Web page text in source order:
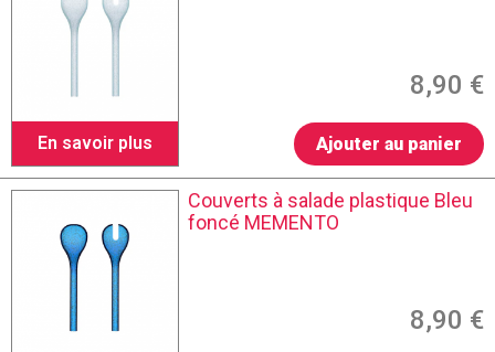
En savoir plus
8,90 €
Ajouter au panier
Couverts à salade plastique Bleu
foncé MEMENTO
8,90 €